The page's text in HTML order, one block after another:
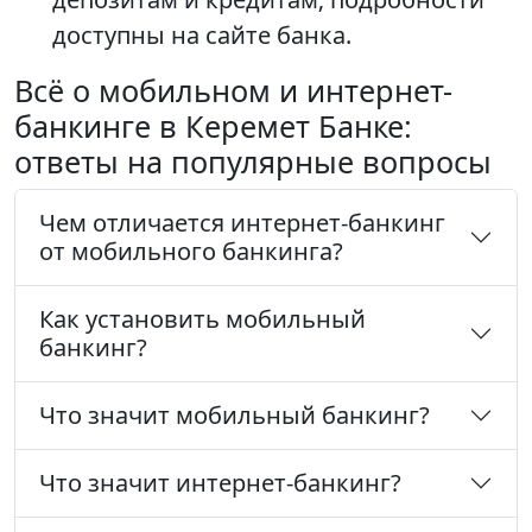
доступны на сайте банка.
Всё о мобильном и интернет-
банкинге в Керемет Банке:
ответы на популярные вопросы
Чем отличается интернет-банкинг
от мобильного банкинга?
Как установить мобильный
банкинг?
Что значит мобильный банкинг?
Что значит интернет-банкинг?